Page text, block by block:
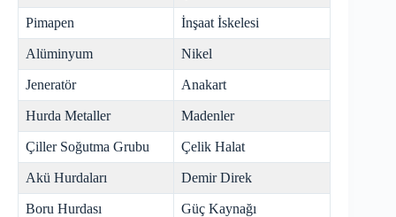
Pimapen İnşaat İskelesi
Alüminyum Nikel
Jeneratör Anakart
Hurda Metaller Madenler
Çiller Soğutma Grubu Çelik Halat
Akü Hurdaları Demir Direk
Boru Hurdası Güç Kaynağı